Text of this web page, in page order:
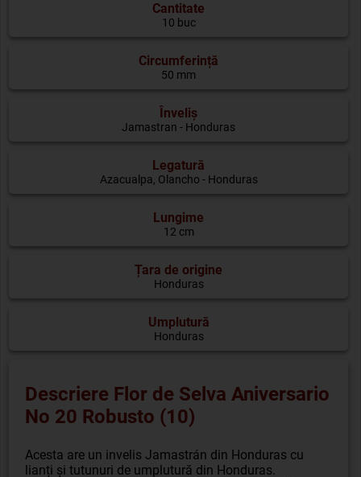
Cantitate
10 buc
Circumferință
50 mm
Înveliș
Jamastran - Honduras
Legatură
Azacualpa, Olancho - Honduras
Lungime
12 cm
Țara de origine
Honduras
Umplutură
Honduras
Descriere Flor de Selva Aniversario
No 20 Robusto (10)
Acesta are un invelis Jamastrán din Honduras cu
lianți și tutunuri de umplutură din Honduras.